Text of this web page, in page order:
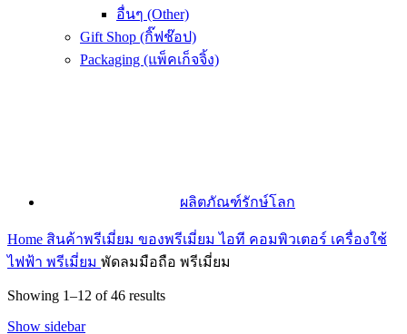
อื่นๆ (Other)
Gift Shop (กิ๊ฟช๊อป)
Packaging (แพ็คเก็จจิ้ง)
ผลิตภัณฑ์รักษ์โลก
Home สินค้าพรีเมี่ยม ของพรีเมี่ยมไอที คอมพิวเตอร์ เครื่องใช้
ไฟฟ้า พรีเมี่ยม พัดลมมือถือ พรีเมี่ยม
Showing 1–12 of 46 resultsSorted
Show sidebar